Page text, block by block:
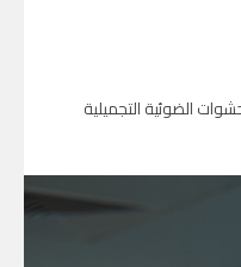
الضوئية التجميلية